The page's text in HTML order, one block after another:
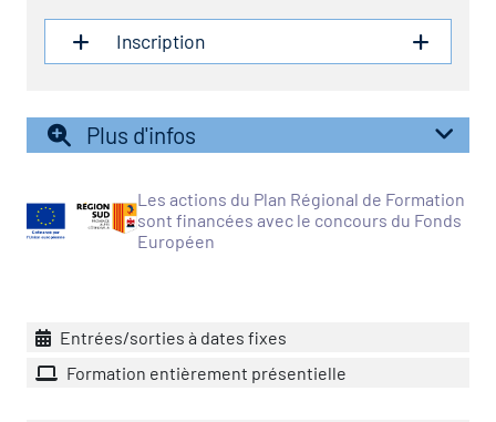
construction)
Inscription
Plus d'infos
Les actions du Plan Régional de Formation
sont financées avec le concours du Fonds
Européen
Entrées/sorties à dates fixes
Formation entièrement présentielle